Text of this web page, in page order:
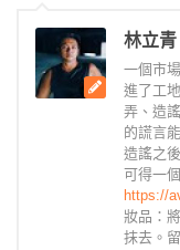
林立青
一個市
進了工
弄、造
的謊言
造謠之
可得一
https://
妝品：
抹去。